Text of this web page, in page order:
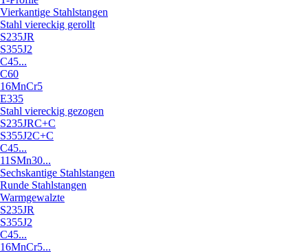
Vierkantige Stahlstangen
Stahl viereckig gerollt
S235JR
S355J2
C45...
C60
16MnCr5
E335
Stahl viereckig gezogen
S235JRC+C
S355J2C+C
C45...
11SMn30...
Sechskantige Stahlstangen
Runde Stahlstangen
Warmgewalzte
S235JR
S355J2
C45...
16MnCr5...